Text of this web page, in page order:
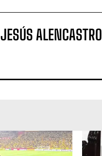
JESÚS ALENCASTRO